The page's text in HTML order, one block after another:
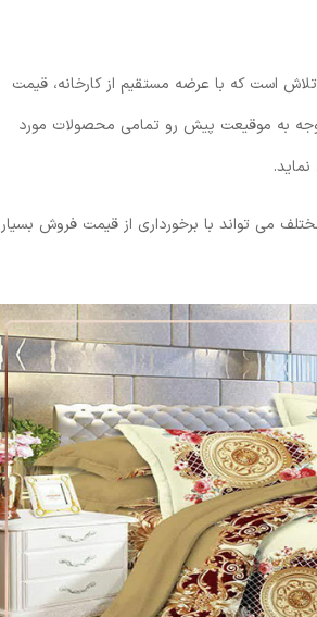
است که با عرضه مستقیم از کارخانه، قیمت
توجه به موقیعت پیش رو تمامی محصولات مورد
می تواند با برخورداری از قیمت فروش بسیار